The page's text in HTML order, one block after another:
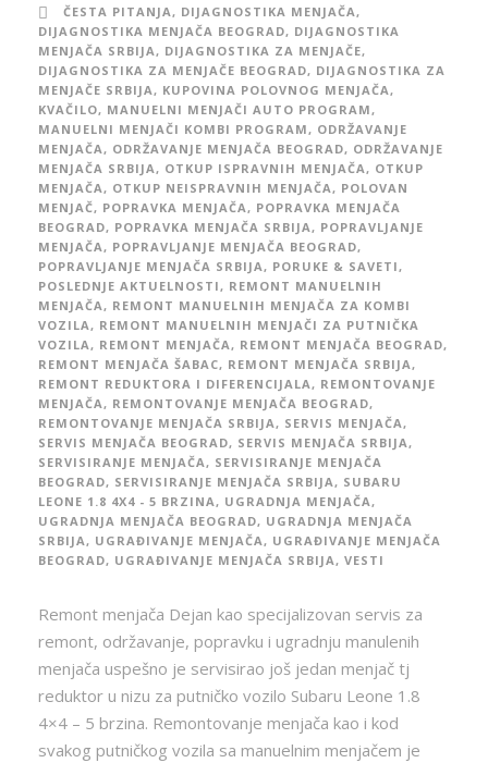
ČESTA PITANJA, DIJAGNOSTIKA MENJAČA,
DIJAGNOSTIKA MENJAČA BEOGRAD, DIJAGNOSTIKA
MENJAČA SRBIJA, DIJAGNOSTIKA ZA MENJAČE,
DIJAGNOSTIKA ZA MENJAČE BEOGRAD, DIJAGNOSTIKA ZA
MENJAČE SRBIJA, KUPOVINA POLOVNOG MENJAČA,
KVAČILO, MANUELNI MENJAČI AUTO PROGRAM,
MANUELNI MENJAČI KOMBI PROGRAM, ODRŽAVANJE
MENJAČA, ODRŽAVANJE MENJAČA BEOGRAD, ODRŽAVANJE
MENJAČA SRBIJA, OTKUP ISPRAVNIH MENJAČA, OTKUP
MENJAČA, OTKUP NEISPRAVNIH MENJAČA, POLOVAN
MENJAČ, POPRAVKA MENJAČA, POPRAVKA MENJAČA
BEOGRAD, POPRAVKA MENJAČA SRBIJA, POPRAVLJANJE
MENJAČA, POPRAVLJANJE MENJAČA BEOGRAD,
POPRAVLJANJE MENJAČA SRBIJA, PORUKE & SAVETI,
POSLEDNJE AKTUELNOSTI, REMONT MANUELNIH
MENJAČA, REMONT MANUELNIH MENJAČA ZA KOMBI
VOZILA, REMONT MANUELNIH MENJAČI ZA PUTNIČKA
VOZILA, REMONT MENJAČA, REMONT MENJAČA BEOGRAD,
REMONT MENJAČA ŠABAC, REMONT MENJAČA SRBIJA,
REMONT REDUKTORA I DIFERENCIJALA, REMONTOVANJE
MENJAČA, REMONTOVANJE MENJAČA BEOGRAD,
REMONTOVANJE MENJAČA SRBIJA, SERVIS MENJAČA,
SERVIS MENJAČA BEOGRAD, SERVIS MENJAČA SRBIJA,
SERVISIRANJE MENJAČA, SERVISIRANJE MENJAČA
BEOGRAD, SERVISIRANJE MENJAČA SRBIJA, SUBARU
LEONE 1.8 4X4 - 5 BRZINA, UGRADNJA MENJAČA,
UGRADNJA MENJAČA BEOGRAD, UGRADNJA MENJAČA
SRBIJA, UGRAĐIVANJE MENJAČA, UGRAĐIVANJE MENJAČA
BEOGRAD, UGRAĐIVANJE MENJAČA SRBIJA, VESTI
Remont menjača Dejan kao specijalizovan servis za
remont, održavanje, popravku i ugradnju manulenih
menjača uspešno je servisirao još jedan menjač tj
reduktor u nizu za putničko vozilo Subaru Leone 1.8
4×4 – 5 brzina. Remontovanje menjača kao i kod
svakog putničkog vozila sa manuelnim menjačem je